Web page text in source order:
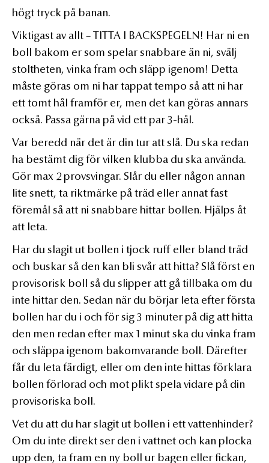
högt tryck på banan.
Viktigast av allt – TITTA I BACKSPEGELN! Har ni en
boll bakom er som spelar snabbare än ni, svälj
stoltheten, vinka fram och släpp igenom! Detta
måste göras om ni har tappat tempo så att ni har
ett tomt hål framför er, men det kan göras annars
också. Passa gärna på vid ett par 3-hål.
Var beredd när det är din tur att slå. Du ska redan
ha bestämt dig för vilken klubba du ska använda.
Gör max 2 provsvingar. Slår du eller någon annan
lite snett, ta riktmärke på träd eller annat fast
föremål så att ni snabbare hittar bollen. Hjälps åt
att leta.
Har du slagit ut bollen i tjock ruff eller bland träd
och buskar så den kan bli svår att hitta? Slå först en
provisorisk boll så du slipper att gå tillbaka om du
inte hittar den. Sedan när du börjar leta efter första
bollen har du i och för sig 3 minuter på dig att hitta
den men redan efter max 1 minut ska du vinka fram
och släppa igenom bakomvarande boll. Därefter
får du leta färdigt, eller om den inte hittas förklara
bollen förlorad och mot plikt spela vidare på din
provisoriska boll.
Vet du att du har slagit ut bollen i ett vattenhinder?
Om du inte direkt ser den i vattnet och kan plocka
upp den, ta fram en ny boll ur bagen eller fickan,